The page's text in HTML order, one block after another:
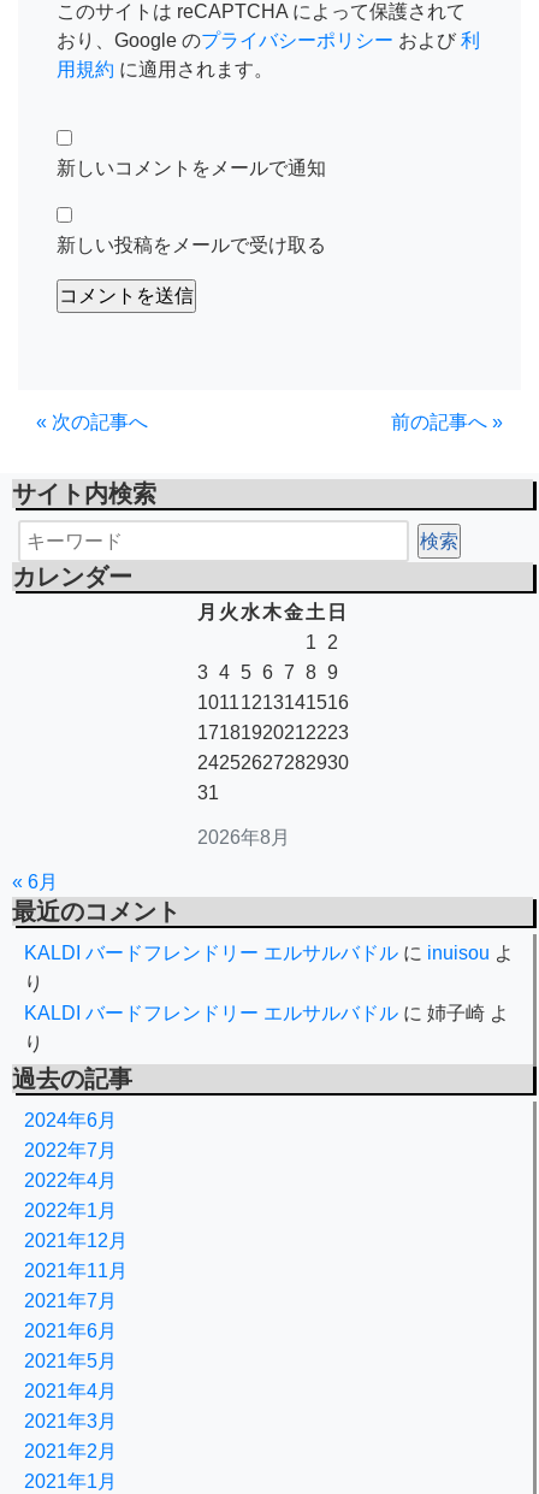
このサイトは reCAPTCHA によって保護されて
おり、Google のプライバシーポリシー および 利
用規約 に適用されます。
新しいコメントをメールで通知
新しい投稿をメールで受け取る
前の記事へ »
« 次の記事へ
サイト内検索
カレンダー
2026年8月
月 火 水木金 土 日
1
2
3 4 5 6 7 8 9
10111213141516
17181920212223
24252627282930
31
« 6月
最近のコメント
KALDI バードフレンドリー エルサルバドル に inuisou よ
り
KALDI バードフレンドリー エルサルバドル に 姉子崎 よ
り
過去の記事
2024年6月
2022年7月
2022年4月
2022年1月
2021年12月
2021年11月
2021年7月
2021年6月
2021年5月
2021年4月
2021年3月
2021年2月
2021年1月